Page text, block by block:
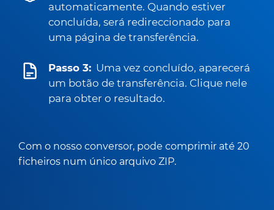
automaticamente. Quando estiver
concluída, será redireccionado para
uma página de transferência.
Passo 3: Uma vez concluído, aparecerá
um botão de transferência. Clique nele
para obter o resultado.
Com o nosso conversor, pode comprimir até 20
ficheiros num único arquivo ZIP.